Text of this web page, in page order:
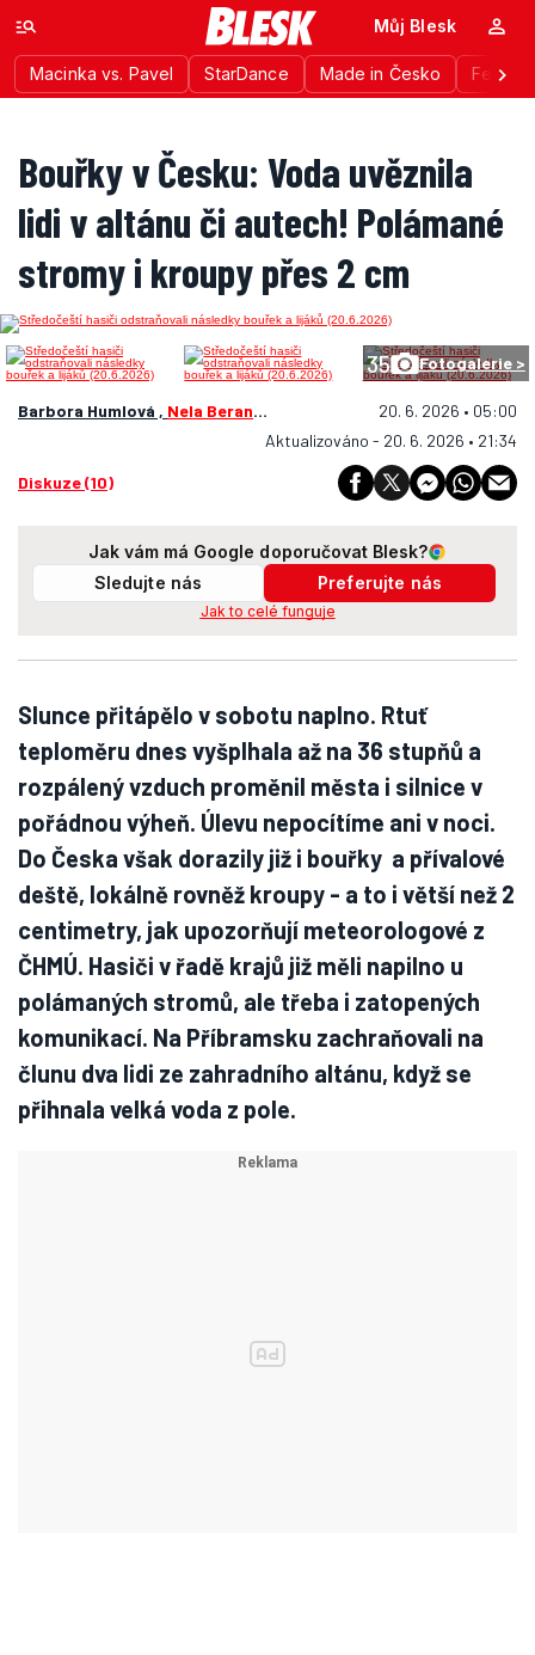
Macinka vs. Pavel StarDance Made in Česko
Můj Blesk
Bouřky v Česku: Voda uvěznila
lidi v altánu či autech! Polámané
stromy i kroupy přes 2 cm
35 Fotogalerie >
Barbora Humlová , Nela Beranová
20. 6. 2026 • 05:00
Aktualizováno - 20. 6. 2026 • 21:34
Diskuze (10)
Jak vám má Google doporučovat Blesk?
Sledujte nás
Preferujte nás
Jak to celé funguje
Slunce přitápělo v sobotu naplno. Rtuť
teploměru dnes vyšplhala až na 36 stupňů a
rozpálený vzduch proměnil města i silnice v
pořádnou výheň. Úlevu nepocítíme ani v noci.
Do Česka však dorazily již i bouřky a přívalové
deště, lokálně rovněž kroupy - a to i větší než 2
centimetry, jak upozorňují meteorologové z
ČHMÚ. Hasiči v řadě krajů již měli napilno u
polámaných stromů, ale třeba i zatopených
komunikací. Na Příbramsku zachraňovali na
člunu dva lidi ze zahradního altánu, když se
přihnala velká voda z pole.